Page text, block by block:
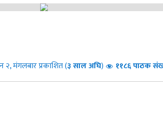
२, मंगलबार प्रकाशित (३साल अघि) ११८६ पाठक